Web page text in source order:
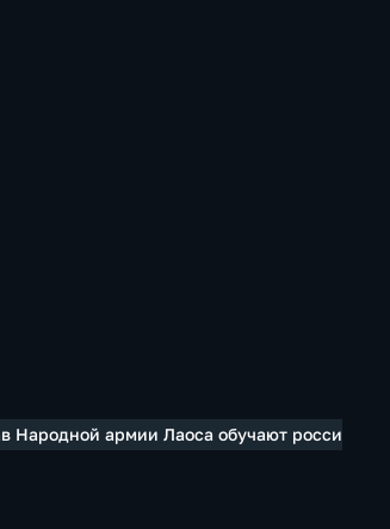
Народной армии Лаоса обучают